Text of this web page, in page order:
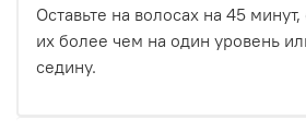
Оставьте на волосах на 45
их более чем на один уровень
седину.